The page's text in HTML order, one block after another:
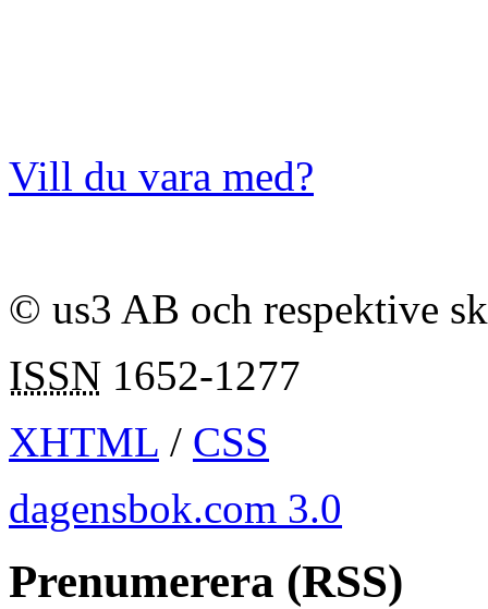
Vill du vara med?
© us3 AB och respektive
ISSN 1652-1277
XHTML / CSS
dagensbok.com 3.0
Prenumerera (RSS)